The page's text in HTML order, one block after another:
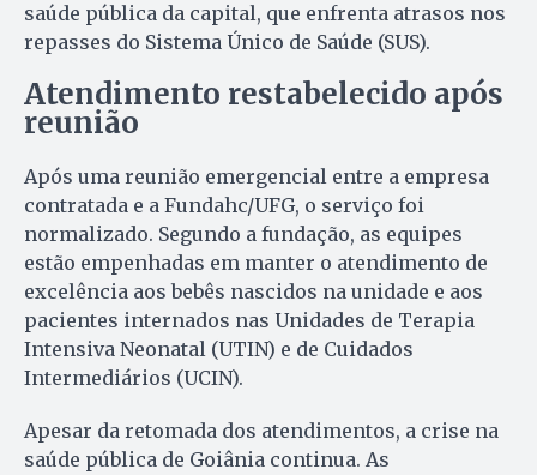
saúde pública da capital, que enfrenta atrasos nos
repasses do Sistema Único de Saúde (SUS).
Atendimento restabelecido após
reunião
Após uma reunião emergencial entre a empresa
contratada e a Fundahc/UFG, o serviço foi
normalizado. Segundo a fundação, as equipes
estão empenhadas em manter o atendimento de
excelência aos bebês nascidos na unidade e aos
pacientes internados nas Unidades de Terapia
Intensiva Neonatal (UTIN) e de Cuidados
Intermediários (UCIN).
Apesar da retomada dos atendimentos, a crise na
saúde pública de Goiânia continua. As